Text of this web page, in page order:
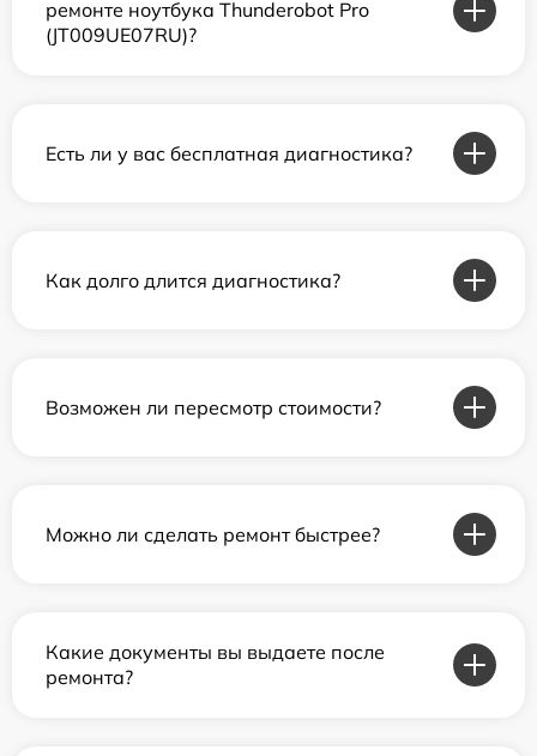
ремонте ноутбука Thunderobot Pro
(JT009UE07RU)?
Есть ли у вас бесплатная диагностика?
Как долго длится диагностика?
Возможен ли пересмотр стоимости?
Можно ли сделать ремонт быстрее?
Какие документы вы выдаете после
ремонта?